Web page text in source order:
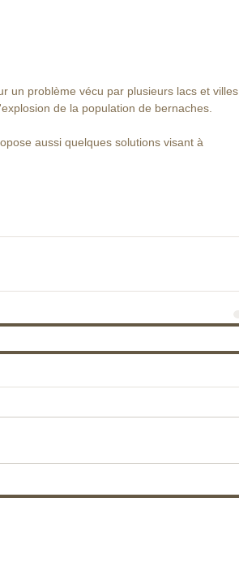
un problème vécu par plusieurs lacs et villes
de la population de bernaches.
aussi quelques solutions visant à